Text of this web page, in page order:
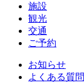
施設
観光
交通
ご予約
お知らせ
よくある質問